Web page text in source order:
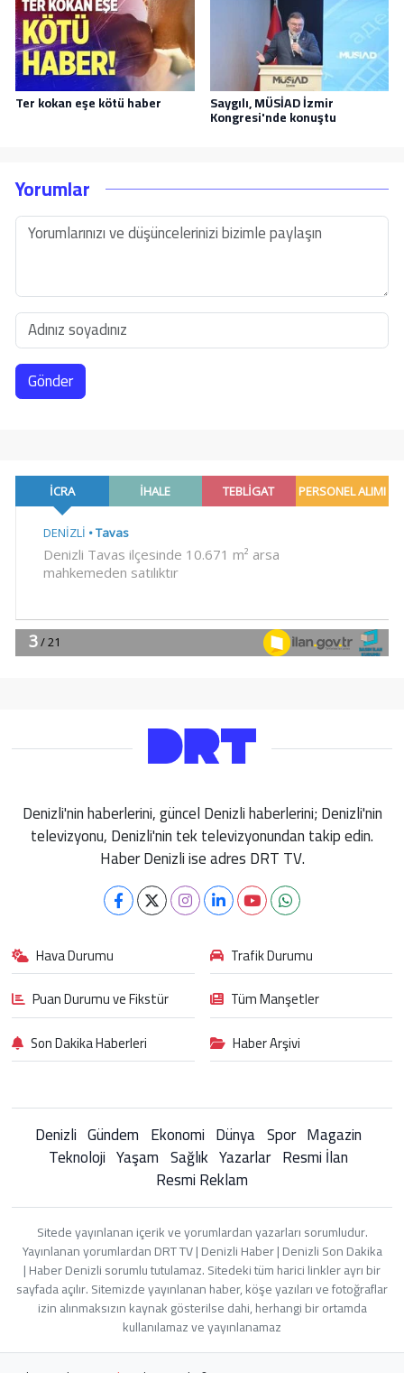
Ter kokan eşe kötü haber Saygılı, MÜSİAD İzmir
Kongresi'nde konuştu
Yorumlar
Gönder
Denizli'nin haberlerini, güncel Denizli haberlerini; Denizli'nin
televizyonu, Denizli'nin tek televizyonundan takip edin.
Haber Denizli ise adres DRT TV.
Hava Durumu
Trafik Durumu
Puan Durumu ve Fikstür
Tüm Manşetler
Son Dakika Haberleri
Haber Arşivi
Denizli Gündem Ekonomi Dünya Spor Magazin
Teknoloji Yaşam Sağlık Yazarlar Resmi İlan
Resmi Reklam
Sitede yayınlanan içerik ve yorumlardan yazarları sorumludur.
Yayınlanan yorumlardan DRT TV | Denizli Haber | Denizli Son Dakika
| Haber Denizli sorumlu tutulamaz. Sitedeki tüm harici linkler ayrı bir
sayfada açılır. Sitemizde yayınlanan haber, köşe yazıları ve fotoğraflar
izin alınmaksızın kaynak gösterilse dahi, herhangi bir ortamda
kullanılamaz ve yayınlanamaz